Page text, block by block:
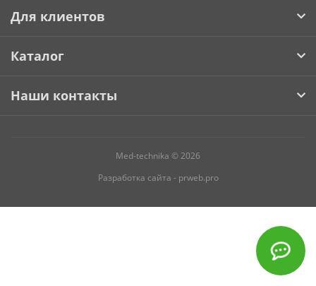
Для клиентов
Каталог
Наши контакты
Med-technika © 2026
Разработка сайта - prweb.pro